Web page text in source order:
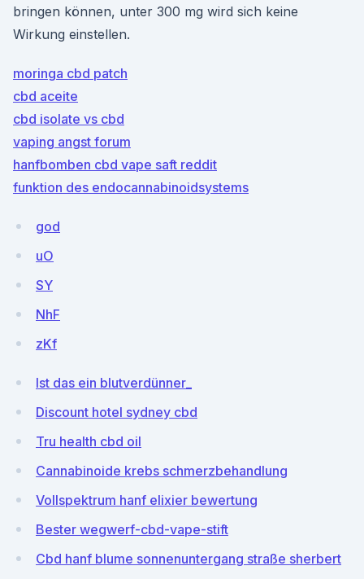
bringen können, unter 300 mg wird sich keine
Wirkung einstellen.
moringa cbd patch
cbd aceite
cbd isolate vs cbd
vaping angst forum
hanfbomben cbd vape saft reddit
funktion des endocannabinoidsystems
god
uO
SY
NhF
zKf
Ist das ein blutverdünner_
Discount hotel sydney cbd
Tru health cbd oil
Cannabinoide krebs schmerzbehandlung
Vollspektrum hanf elixier bewertung
Bester wegwerf-cbd-vape-stift
Cbd hanf blume sonnenuntergang straße sherbert